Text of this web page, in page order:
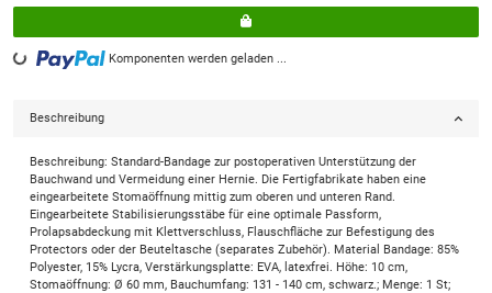
Loading... Komponenten werden geladen ...
Beschreibung
Beschreibung: Standard-Bandage zur postoperativen Unterstützung der
Bauchwand und Vermeidung einer Hernie. Die Fertigfabrikate haben eine
eingearbeitete Stomaöffnung mittig zum oberen und unteren Rand.
Eingearbeitete Stabilisierungsstäbe für eine optimale Passform,
Prolapsabdeckung mit Klettverschluss, Flauschfläche zur Befestigung des
Protectors oder der Beuteltasche (separates Zubehör). Material Bandage: 85%
Polyester, 15% Lycra, Verstärkungsplatte: EVA, latexfrei. Höhe: 10 cm,
Stomaöffnung: Ø 60 mm, Bauchumfang: 131 - 140 cm, schwarz.; Menge: 1 St;